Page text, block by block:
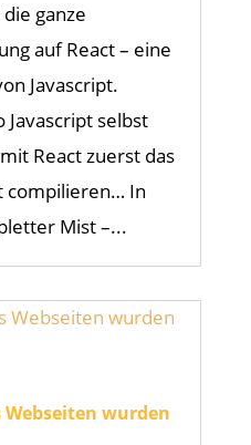
ganze
auf React – eine
Javascript.
Javascript selbst
React zuerst das
compilieren… In
Mist –...
Webseiten wurden